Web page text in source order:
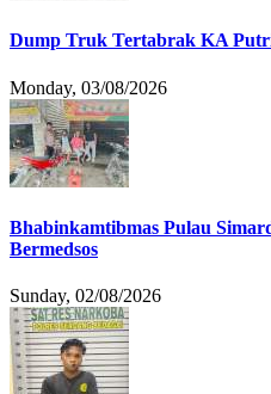
Dump Truk Tertabrak KA
Monday, 03/08/2026
Bhabinkamtibmas Pulau
Bermedsos
Sunday, 02/08/2026